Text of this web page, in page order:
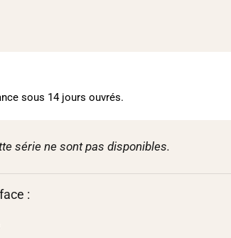
sous 14 jours ouvrés.
série ne sont pas disponibles.
: